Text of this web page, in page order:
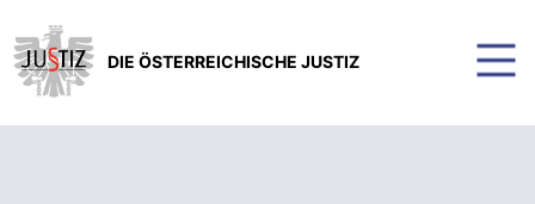
DIE ÖSTERREICHISCHE JUSTIZ